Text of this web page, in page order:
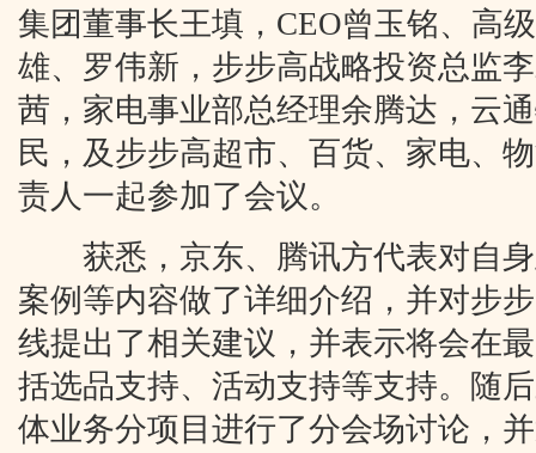
集团董事长王填，CEO曾玉铭、高
雄、罗伟新，步步高战略投资总监
茜，家电事业部总经理余腾达，云
民，及步步高超市、百货、家电、
责人一起参加了会议。
获悉，京东、腾讯方代表对自身
案例等内容做了详细介绍，并对步
线提出了相关建议，并表示将会在
括选品支持、活动支持等支持。随
体业务分项目进行了分会场讨论，